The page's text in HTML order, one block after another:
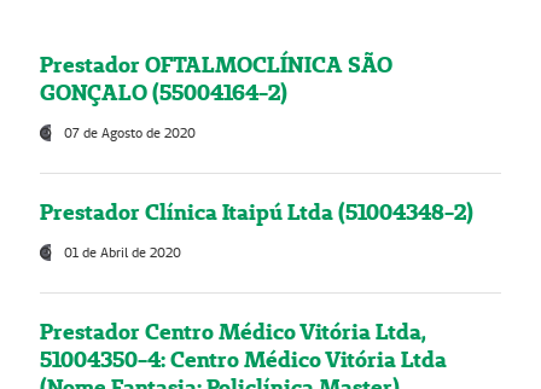
Prestador OFTALMOCLÍNICA SÃO
GONÇALO (55004164-2)
07 de Agosto de 2020
Prestador Clínica Itaipú Ltda (51004348-2)
01 de Abril de 2020
Prestador Centro Médico Vitória Ltda,
51004350-4: Centro Médico Vitória Ltda